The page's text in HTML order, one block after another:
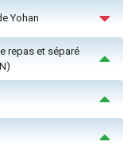
Yohan
repas et séparé